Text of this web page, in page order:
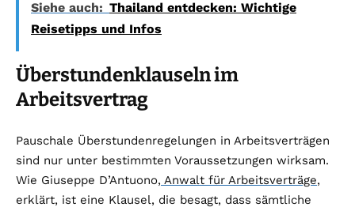
Siehe auch: Thailand entdecken: Wichtige
Reisetipps und Infos
Überstundenklauseln im
Arbeitsvertrag
Pauschale Überstundenregelungen in Arbeitsverträgen
sind nur unter bestimmten Voraussetzungen wirksam.
Wie Giuseppe D’Antuono, Anwalt für Arbeitsverträge,
erklärt, ist eine Klausel, die besagt, dass sämtliche